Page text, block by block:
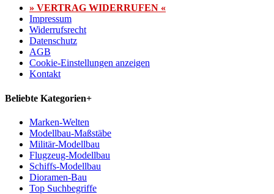
» VERTRAG WIDERRUFEN «
Impressum
Widerrufsrecht
Datenschutz
AGB
Cookie-Einstellungen anzeigen
Kontakt
Beliebte Kategorien+
Marken-Welten
Modellbau-Maßstäbe
Militär-Modellbau
Flugzeug-Modellbau
Schiffs-Modellbau
Dioramen-Bau
Top Suchbegriffe